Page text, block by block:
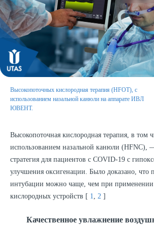
Высокопоточных кислородная терапия (HFOT), с
использованием назальной канюли на аппарате ИВЛ
ЮВЕНТ.
Высокопоточная кислородная терапия, в том
использованием назальной канюли (HFNC),
стратегия для пациентов с COVID-19 с
улучшения оксигенации. Было доказано, что
интубации можно чаще, чем при применении
кислородных устройств [ 1, 2 ]
Качественное увлажнение